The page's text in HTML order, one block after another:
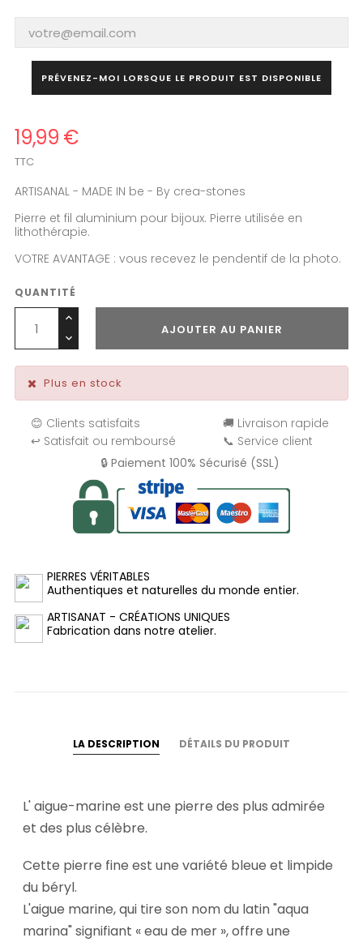
PRÉVENEZ-MOI LORSQUE LE PRODUIT EST DISPONIBLE
19,99 €
TTC
ARTISANAL - MADE IN be - By crea-stones
Pierre et fil aluminium pour bijoux. Pierre utilisée en
lithothérapie.
VOTRE AVANTAGE : vous recevez le pendentif de la photo.
QUANTITÉ
AJOUTER AU PANIER
Plus en stock
😊 Clients satisfaits
🚚 Livraison rapide
↩️ Satisfait ou remboursé
📞 Service client
🔒 Paiement 100% Sécurisé (SSL)
PIERRES VÉRITABLES
Authentiques et naturelles du monde entier.
ARTISANAT - CRÉATIONS UNIQUES
Fabrication dans notre atelier.
LA DESCRIPTION DÉTAILS DU PRODUIT
L' aigue-marine est une pierre des plus admirée
et des plus célèbre.
Cette pierre fine est une variété bleue et limpide
du béryl.
L'aigue marine, qui tire son nom du latin "aqua
marina" signifiant « eau de mer », offre une